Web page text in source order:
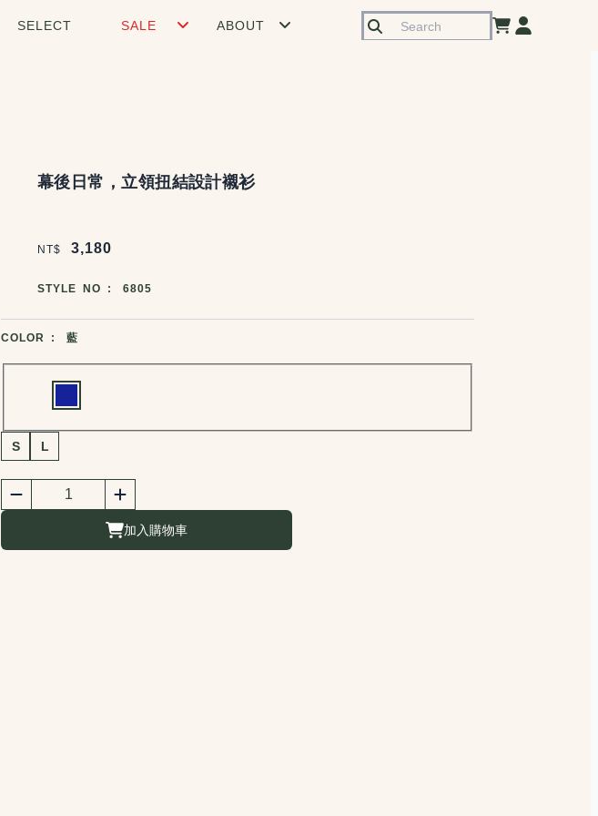
SELECT SALE ABOUT
幕後日常，立領扭結設計襯衫
NT$ 3,180
商品編號
STYLE NO : 6805
商品顏色選擇
COLOR : 藍
Choose a color
商品尺寸選擇
S L
商品購買數量
加入購物車